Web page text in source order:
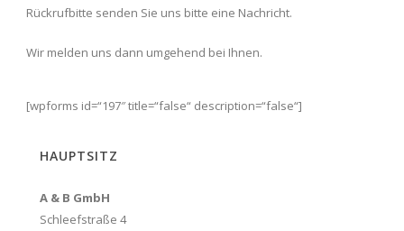
Rückrufbitte senden Sie uns bitte eine Nachricht.
Wir melden uns dann umgehend bei Ihnen.
[wpforms id=“197″ title=“false“ description=“false“]
HAUPTSITZ
A & B GmbH
Schleefstraße 4